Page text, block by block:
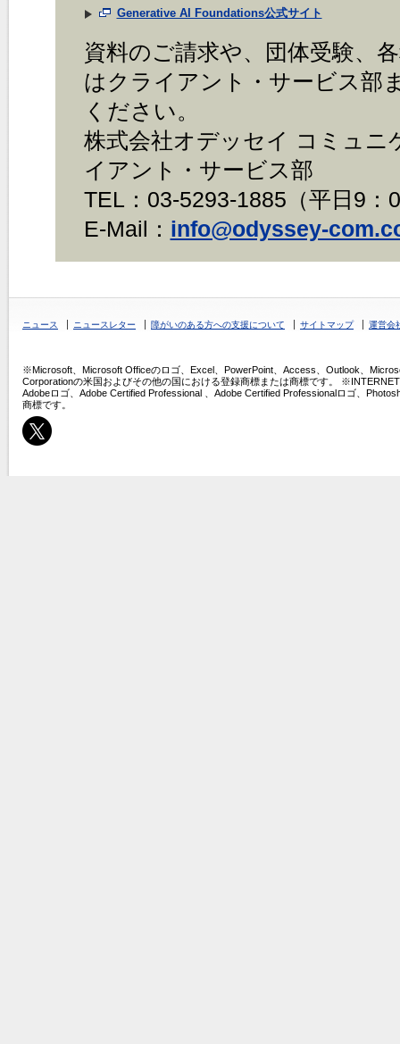
Generative AI Foundations公式サイト
資料のご請求や、団体受験、
はクライアント・サービス部
ください。
株式会社オデッセイ コミュ
イアント・サービス部
TEL：03-5293-1885（平日9：
E-Mail： info@odyssey-
ニュース ニュースレター 障がいのある方への支援について サイトマップ 運営会
※Microsoft、Microsoft Officeのロゴ、Excel、PowerPoint、Access、Outlook、
Corporationの米国およびその他の国における登録商標または商標です。
Adobeロゴ、Adobe Certified Professional 、Adobe Certified Professionalロゴ、
商標です。